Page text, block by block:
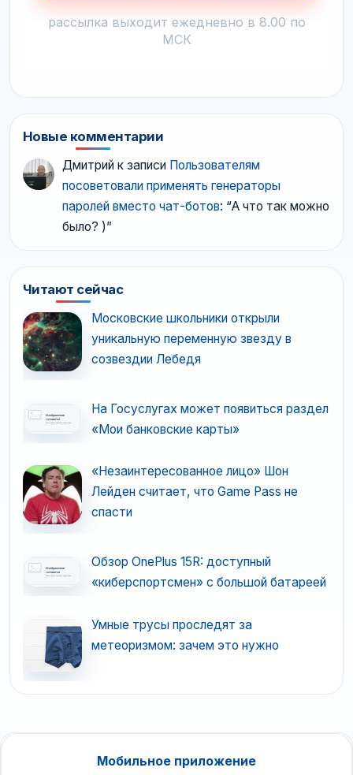
рассылка выходит ежедневно в 8.00 по
МСК
Новые комментарии
Дмитрий к записи Пользователям
посоветовали применять генераторы
паролей вместо чат-ботов: “А что так можно
было? )”
Читают сейчас
Московские школьники открыли
уникальную переменную звезду в
созвездии Лебедя
На Госуслугах может появиться раздел
«Мои банковские карты»
«Незаинтересованное лицо» Шон
Лейден считает, что Game Pass не
спасти
Обзор OnePlus 15R: доступный
«киберспортсмен» с большой батареей
Умные трусы проследят за
метеоризмом: зачем это нужно
Мобильное приложение